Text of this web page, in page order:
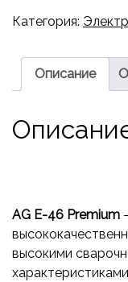
Категория:
Описание
AG E-46 Premium
высокими